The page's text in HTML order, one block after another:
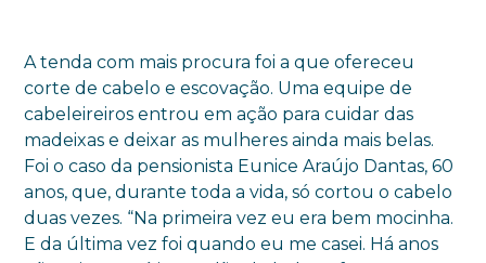
A tenda com mais procura foi a que ofereceu
corte de cabelo e escovação. Uma equipe de
cabeleireiros entrou em ação para cuidar das
madeixas e deixar as mulheres ainda mais belas.
Foi o caso da pensionista Eunice Araújo Dantas, 60
anos, que, durante toda a vida, só cortou o cabelo
duas vezes. “Na primeira vez eu era bem mocinha.
E da última vez foi quando eu me casei. Há anos